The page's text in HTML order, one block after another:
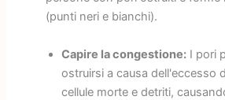
(punti neri e bianchi).
Capire la congestione:I pori
ostruirsi a causa dell'eccesso
cellule morte e detriti,